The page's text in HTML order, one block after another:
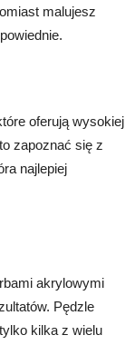
malujesz
oferują wysokiej
zapoznać się z
najlepiej
akrylowymi
Pędzle
kilka z wielu